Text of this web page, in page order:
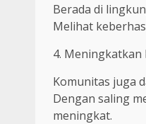
Berada di
Melihat
4. Meningkatkan
Komunitas juga
Dengan saling
meningkat.